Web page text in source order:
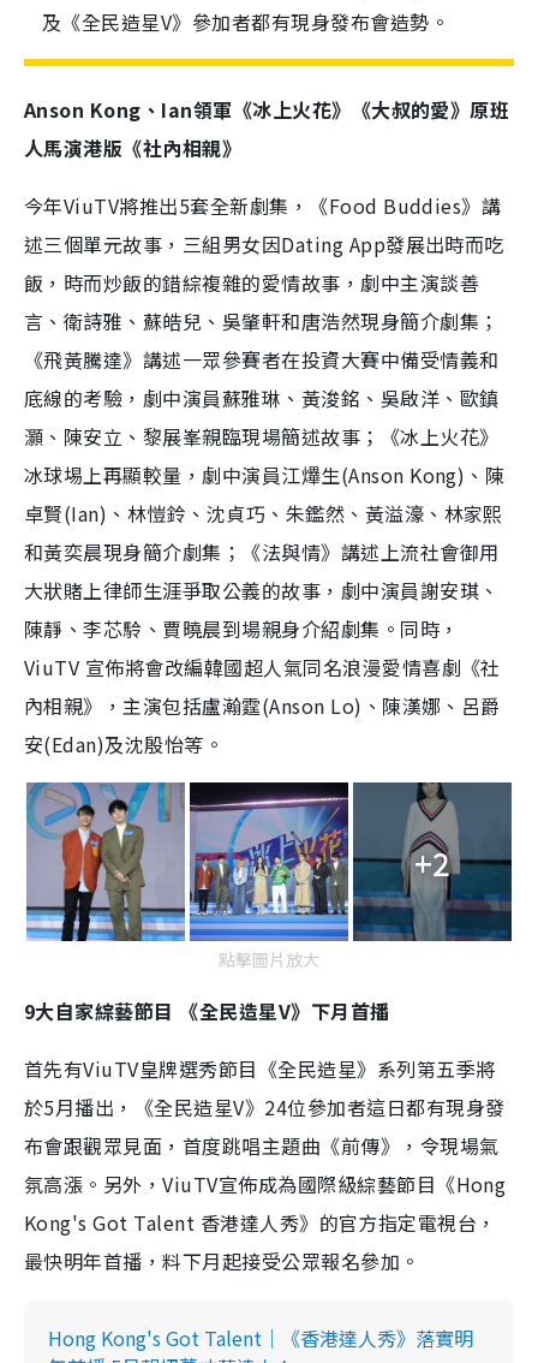
及《全民造星V》參加者都有現身發布會造勢。
Anson Kong、Ian領軍《冰上火花》《大叔的愛》原班
人馬演港版《社內相親》
今年ViuTV將推出5套全新劇集，《Food Buddies》講
述三個單元故事，三組男女因Dating App發展出時而吃
飯，時而炒飯的錯綜複雜的愛情故事，劇中主演談善
言、衛詩雅、蘇皓兒、吳肇軒和唐浩然現身簡介劇集；
《飛黃騰達》講述一眾參賽者在投資大賽中備受情義和
底線的考驗，劇中演員蘇雅琳、黃浚銘、吳啟洋、歐鎮
灝、陳安立、黎展峯親臨現場簡述故事；《冰上火花》
冰球埸上再顯較量，劇中演員江𤒹生(Anson Kong)、陳
卓賢(Ian)、林愷鈴、沈貞巧、朱鑑然、黃溢濠、林家熙
和黃奕晨現身簡介劇集；《法與情》講述上流社會御用
大狀賭上律師生涯爭取公義的故事，劇中演員謝安琪、
陳靜、李芯駖、賈曉晨到場親身介紹劇集。同時，
ViuTV 宣佈將會改編韓國超人氣同名浪漫愛情喜劇《社
內相親》，主演包括盧瀚霆(Anson Lo)、陳漢娜、呂爵
安(Edan)及沈殷怡等。
+2
點擊圖片放大
9大自家綜藝節目 《全民造星V》下月首播
首先有ViuTV皇牌選秀節目《全民造星》系列第五季將
於5月播出，《全民造星V》24位參加者這日都有現身發
布會跟觀眾見面，首度跳唱主題曲《前傳》，令現場氣
氛高漲。另外，ViuTV宣佈成為國際級綜藝節目《Hong
Kong's Got Talent 香港達人秀》的官方指定電視台，
最快明年首播，料下月起接受公眾報名參加。
Hong Kong's Got Talent｜《香港達人秀》落實明